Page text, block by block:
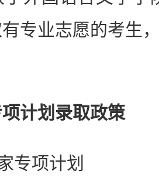
专业志愿的考生
计划录取政策
项计划